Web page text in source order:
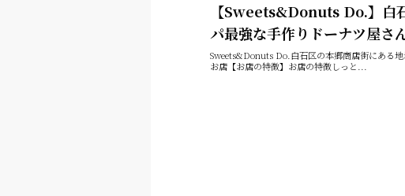
【Sweets&Donuts Do.】白
パ最強な手作りドーナツ屋さ
Sweets&Donuts Do.白石区の本郷商店街にある
お店【お店の特徴】お店の特徴しっと...